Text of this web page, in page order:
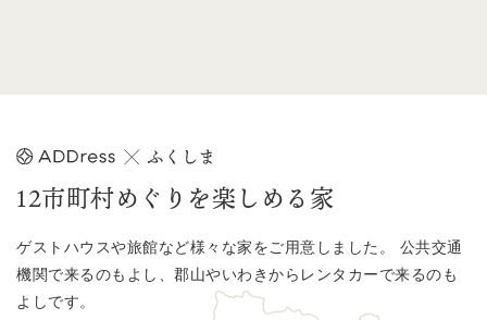
12市町村めぐりを楽しめる家
ゲストハウスや旅館など様々な家をご用意しました。
公共交通
機関で来るのもよし、郡山やいわきからレンタカーで来るのも
よしです。